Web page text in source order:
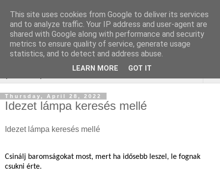
WordPress SEO
ügynökség
Thursday, April 28, 2022
Idezet lámpa keresés mellé
Idezet lámpa keresés mellé
Csinálj baromságokat most, mert ha idősebb leszel, le fognak
csukni érte.
This site uses cookies from Google to deliver its services
and to analyze traffic. Your IP address and user-agent are
shared with Google along with performance and security
metrics to ensure quality of service, generate usage
statistics, and to detect and address abuse.
LEARN MORE GOT IT